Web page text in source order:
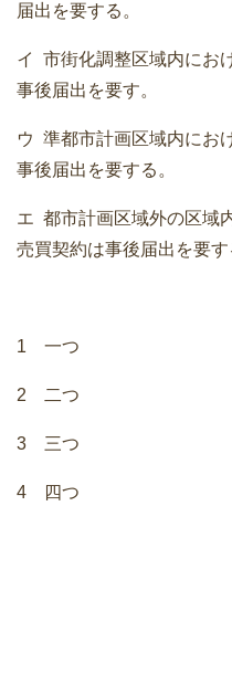
届出を要する。
イ 市街化調整区域内にお
事後届出を要す。
ウ 準都市計画区域内にお
事後届出を要する。
エ 都市計画区域外の区域
売買契約は事後届出を要す
1 一つ
2 二つ
3 三つ
4 四つ